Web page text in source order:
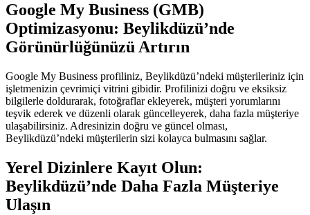
Google My Business (GMB)
Optimizasyonu: Beylikdüzü’nde
Görünürlüğünüzü Artırın
Google My Business profiliniz, Beylikdüzü’ndeki müşterileriniz için
işletmenizin çevrimiçi vitrini gibidir. Profilinizi doğru ve eksiksiz
bilgilerle doldurarak, fotoğraflar ekleyerek, müşteri yorumlarını
teşvik ederek ve düzenli olarak güncelleyerek, daha fazla müşteriye
ulaşabilirsiniz. Adresinizin doğru ve güncel olması,
Beylikdüzü’ndeki müşterilerin sizi kolayca bulmasını sağlar.
Yerel Dizinlere Kayıt Olun:
Beylikdüzü’nde Daha Fazla Müşteriye
Ulaşın